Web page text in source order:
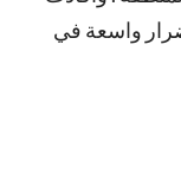
واسعة في